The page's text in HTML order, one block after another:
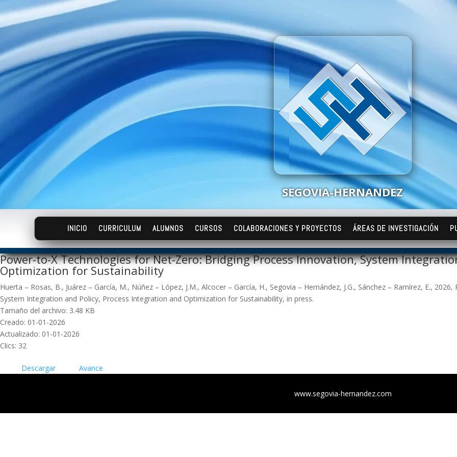
SEGOVIA-HERNANDEZ
INICIO CURRICULUM ALUMNOS CURSOS COLABORACIONES Y PROYECTOS ÁREAS DE INVESTIGACIÓN
Power-to-X Technologies for Net-Zero: Bridging Process Innovation, System
Optimization for Sustainability
Huerta – Rosas, B., Juárez – García, M., Núñez – López, J.M., Alcocer – García, H., Segovia – Hernández, J.G., Sánchez – Ramírez, E.,
System Integration and Policy, Process Integration and Optimization for Sustainability, in press.
Tamaño del archivo: 3.48 KB
Creado: 01-01-2026
Actualizado: 01-01-2026
Clics: 32
Descargar Avance
www.segovia-hernandez.com